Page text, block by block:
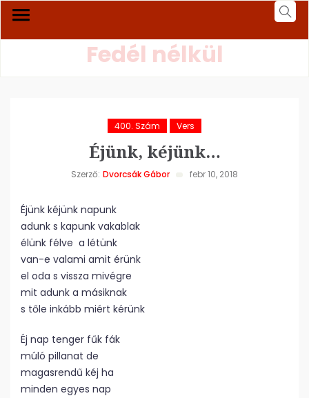
Fedél nélkül
400. Szám Vers
Éjünk, kéjünk…
Szerző: Dvorcsák Gábor febr 10, 2018
Éjünk kéjünk napunk
adunk s kapunk vakablak
élünk félve a létünk
van-e valami amit érünk
el oda s vissza mivégre
mit adunk a másiknak
s tőle inkább miért kérünk
Éj nap tenger fűk fák
múló pillanat de
magasrendű kéj ha
minden egyes nap